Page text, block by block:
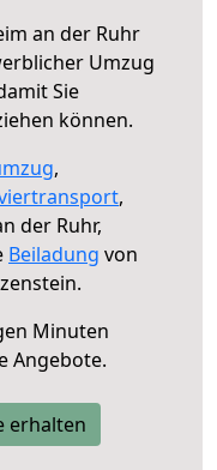
an der Ruhr
Umzug
Sie
können.
,
,
der Ruhr,
Beiladung von
Minuten
Angebote.
erhalten